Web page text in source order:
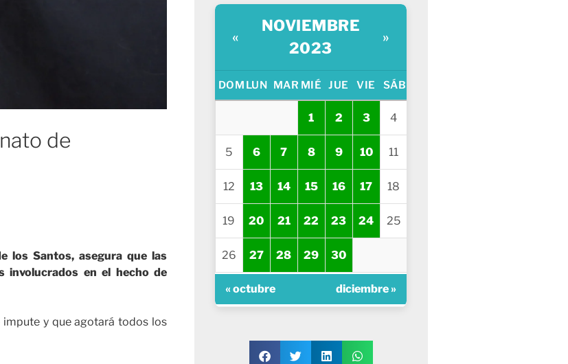
de
los Santos, asegura que las
involucrados en el hecho de
impute y que agotará todos los
«
NOVIEMBRE
2023
»
DOM LUN MAR MIÉ JUE VIE SÁB
1 2 3 4
5 6 7 8 9 10 11
12 13 14 15 16 17 18
19 20 21 22 23 24 25
26 27 28 29 30
« octubre diciembre »